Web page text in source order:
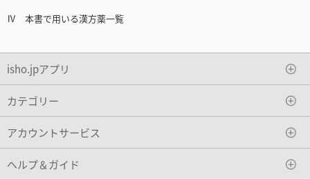
Ⅳ 本書で用いる漢方薬一覧
isho.jpアプリ
カテゴリー
アカウントサービス
ヘルプ＆ガイド